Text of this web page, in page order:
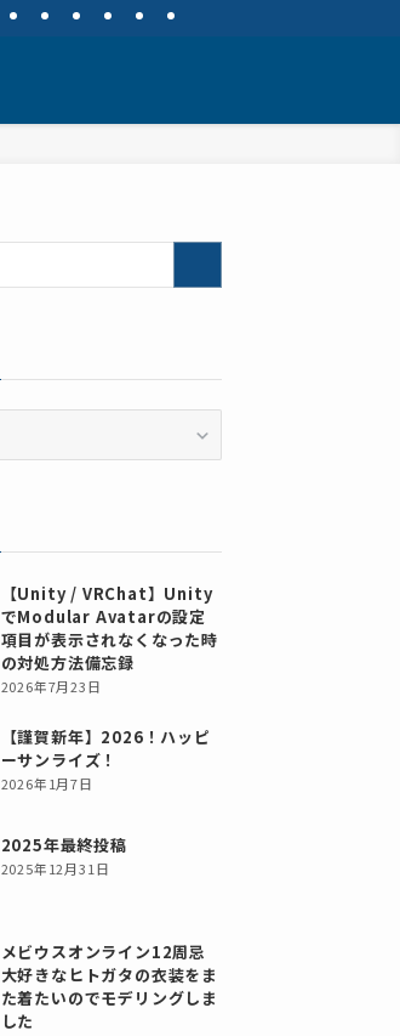
【Unity / VRChat】Unity
でModular Avatarの設定
項目が表示されなくなった時
の対処方法備忘録
2026年7月23日
【謹賀新年】2026！ハッピ
ーサンライズ！
2026年1月7日
2025年最終投稿
2025年12月31日
メビウスオンライン12周忌
大好きなヒトガタの衣装をま
た着たいのでモデリングしま
した